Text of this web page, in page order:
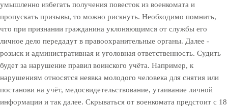
умышленно избегать получения повесток из военкомата и
пропускать призывы, то можно рискнуть. Необходимо помнить,
что при признании гражданина уклоняющимся от службы его
личное дело передадут в правоохранительные органы. Далее -
розыск и административная и уголовная ответственность. Судить
будет за нарушение правил воинского учёта. Например, к
нарушениям относятся неявка молодого человека для снятия или
постанови на учёт, медосвидетельствование, утаивание личной
информации и так далее. Скрываться от военкомата предстоит с 18